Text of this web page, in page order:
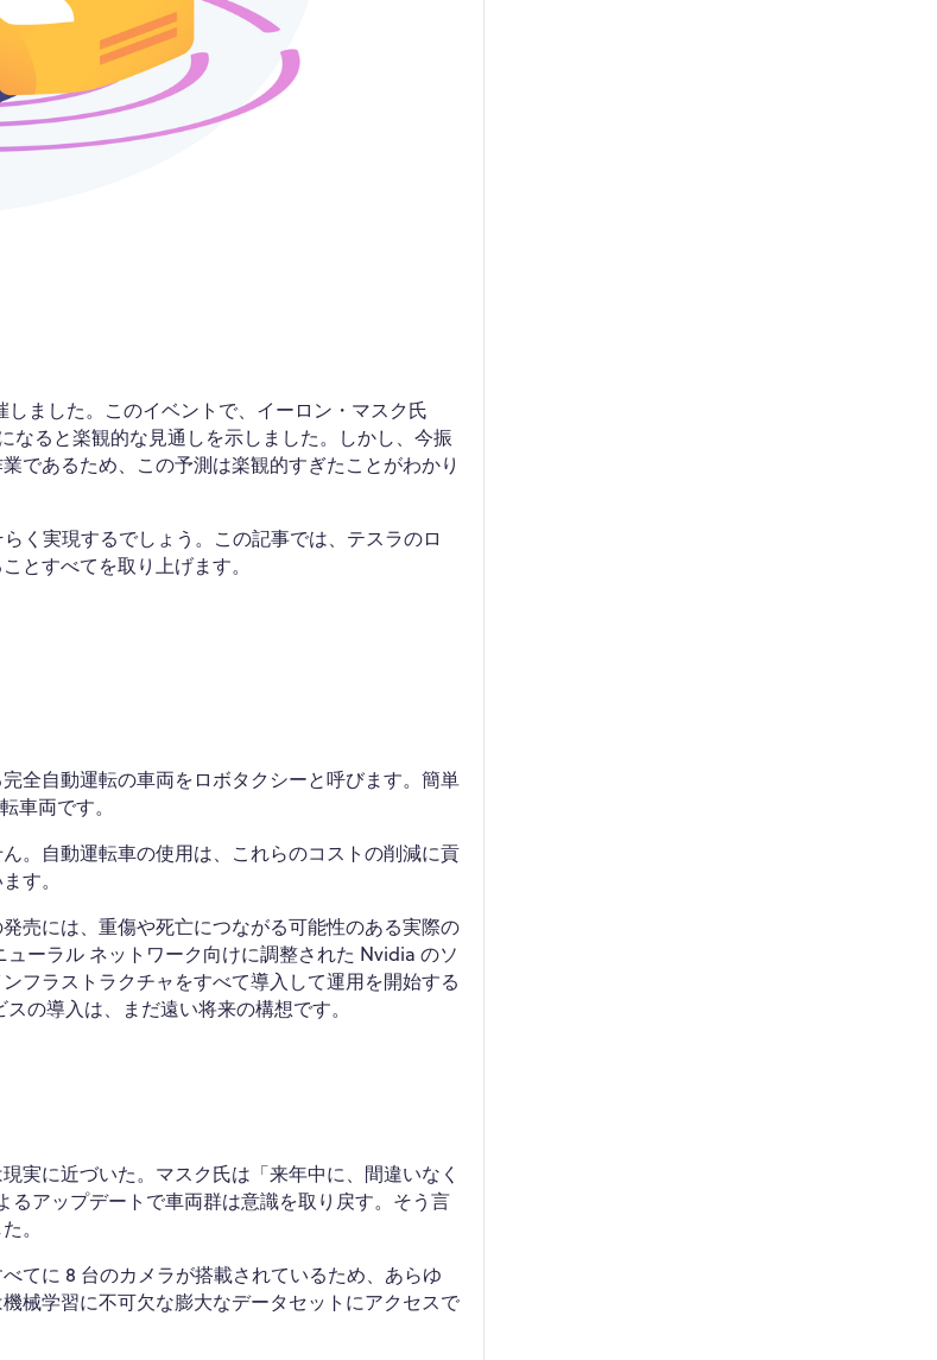
ました。このイベントで、イーロン・マスク氏
なると楽観的な見通しを示しました。しかし、今振
であるため、この予測は楽観的すぎたことがわかり
く実現するでしょう。この記事では、テスラのロ
とすべてを取り上げます。
全自動運転の車両をロボタクシーと呼びます。簡単
車両です。
。自動運転車の使用は、これらのコストの削減に貢
す。
売には、重傷や死亡につながる可能性のある実際の
ーラル ネットワーク向けに調整された Nvidia のソ
フラストラクチャをすべて導入して運用を開始する
の導入は、まだ遠い将来の構想です。
実に近づいた。マスク氏は「来年中に、間違いなく
アップデートで車両群は意識を取り戻す。そう言
。
てに 8 台のカメラが搭載されているため、あらゆ
械学習に不可欠な膨大なデータセットにアクセスで